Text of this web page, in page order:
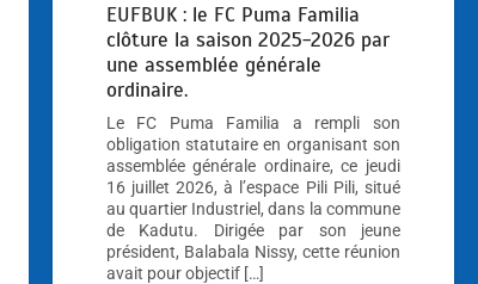
EUFBUK : le FC Puma Familia
clôture la saison 2025-2026 par
une assemblée générale
ordinaire.
Le FC Puma Familia a rempli son
obligation statutaire en organisant son
assemblée générale ordinaire, ce jeudi
16 juillet 2026, à l’espace Pili Pili, situé
au quartier Industriel, dans la commune
de Kadutu. Dirigée par son jeune
président, Balabala Nissy, cette réunion
avait pour objectif […]